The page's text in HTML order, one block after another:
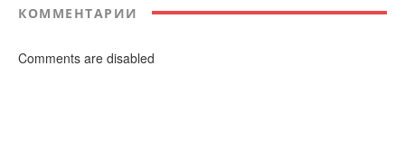
КОММЕНТАРИИ
Comments are disabled